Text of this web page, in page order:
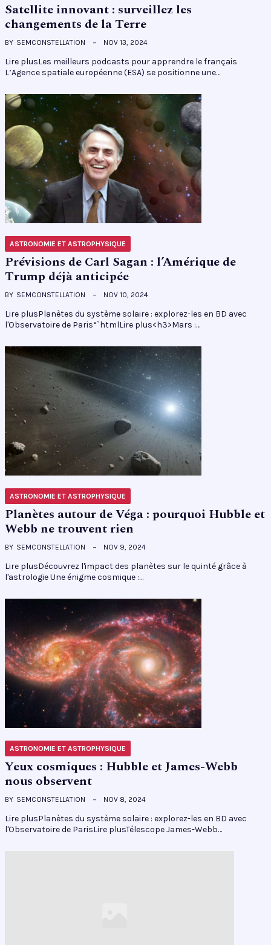
Satellite innovant : surveillez les
changements de la Terre
BY SEMCONSTELLATION NOV 13, 2024
Lire plusLes meilleurs podcasts pour apprendre le français
L’Agence spatiale européenne (ESA) se positionne une…
ASTRONOMIE ET ASTROPHYSIQUE
Prévisions de Carl Sagan : l’Amérique de
Trump déjà anticipée
BY SEMCONSTELLATION NOV 10, 2024
Lire plusPlanètes du système solaire : explorez-les en BD avec
l'Observatoire de Paris“`htmlLire plus<h3>Mars :…
ASTRONOMIE ET ASTROPHYSIQUE
Planètes autour de Véga : pourquoi Hubble et
Webb ne trouvent rien
BY SEMCONSTELLATION NOV 9, 2024
Lire plusDécouvrez l'impact des planètes sur le quinté grâce à
l'astrologie Une énigme cosmique :…
ASTRONOMIE ET ASTROPHYSIQUE
Yeux cosmiques : Hubble et James-Webb
nous observent
BY SEMCONSTELLATION NOV 8, 2024
Lire plusPlanètes du système solaire : explorez-les en BD avec
l'Observatoire de ParisLire plusTélescope James-Webb…